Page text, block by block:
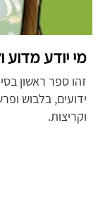
מי יודע
זהו ספר ראשון
ידועים, בלבוש
וקריצות.